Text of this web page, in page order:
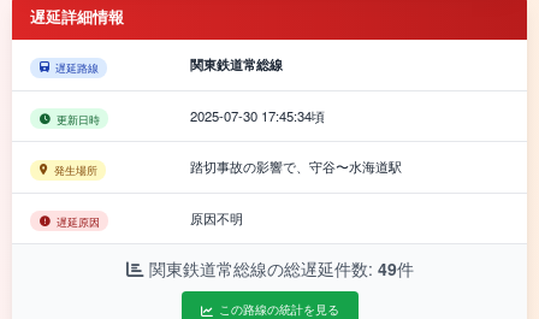
遅延詳細情報
遅延路線 関東鉄道常総線
更新日時 2025-07-30 17:45:34頃
発生場所 踏切事故の影響で、守谷〜水海道駅
遅延原因 原因不明
関東鉄道常総線の総遅延件数: 49件
この路線の統計を見る